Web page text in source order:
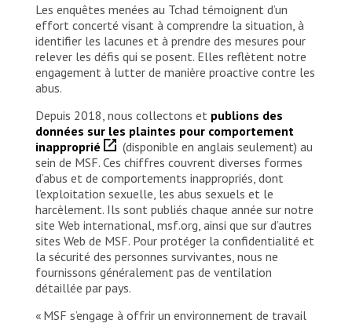
Les enquêtes menées au Tchad témoignent d’un
effort concerté visant à comprendre la situation, à
identifier les lacunes et à prendre des mesures pour
relever les défis qui se posent. Elles reflètent notre
engagement à lutter de manière proactive contre les
abus.
Depuis 2018, nous collectons et publions des
données sur les plaintes pour comportement
inapproprié
(disponible en anglais seulement) au
sein de MSF. Ces chiffres couvrent diverses formes
d’abus et de comportements inappropriés, dont
l’exploitation sexuelle, les abus sexuels et le
harcèlement. Ils sont publiés chaque année sur notre
site Web international, msf.org, ainsi que sur d’autres
sites Web de MSF. Pour protéger la confidentialité et
la sécurité des personnes survivantes, nous ne
fournissons généralement pas de ventilation
détaillée par pays.
« MSF s’engage à offrir un environnement de travail